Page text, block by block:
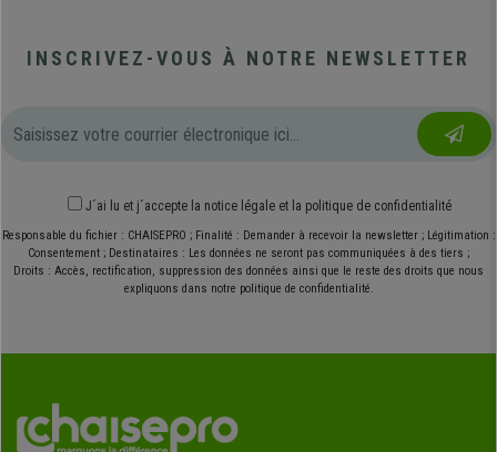
INSCRIVEZ-VOUS À NOTRE NEWSLETTER
J´ai lu et j´accepte la notice légale et la politique de confidentialité
Responsable du fichier : CHAISEPRO ; Finalité : Demander à recevoir la newsletter ; Légitimation :
Consentement ; Destinataires : Les données ne seront pas communiquées à des tiers ;
Droits : Accès, rectification, suppression des données ainsi que le reste des droits que nous
expliquons dans notre politique de confidentialité.